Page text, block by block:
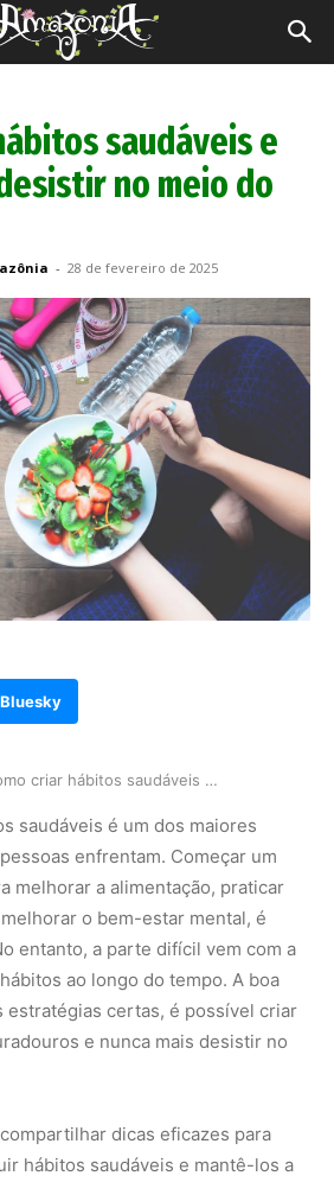
saudáveis e
no meio do
- 28 de fevereiro de 2025
Bluesky
Como criar hábitos saudáveis e nunca mais desis…
saudáveis é um dos maiores
enfrentam. Começar um
melhorar a alimentação, praticar
o bem-estar mental, é
entanto, a parte difícil vem com a
ao longo do tempo. A boa
estratégias certas, é possível criar
e nunca mais desistir no
dicas eficazes para
hábitos saudáveis e mantê-los a